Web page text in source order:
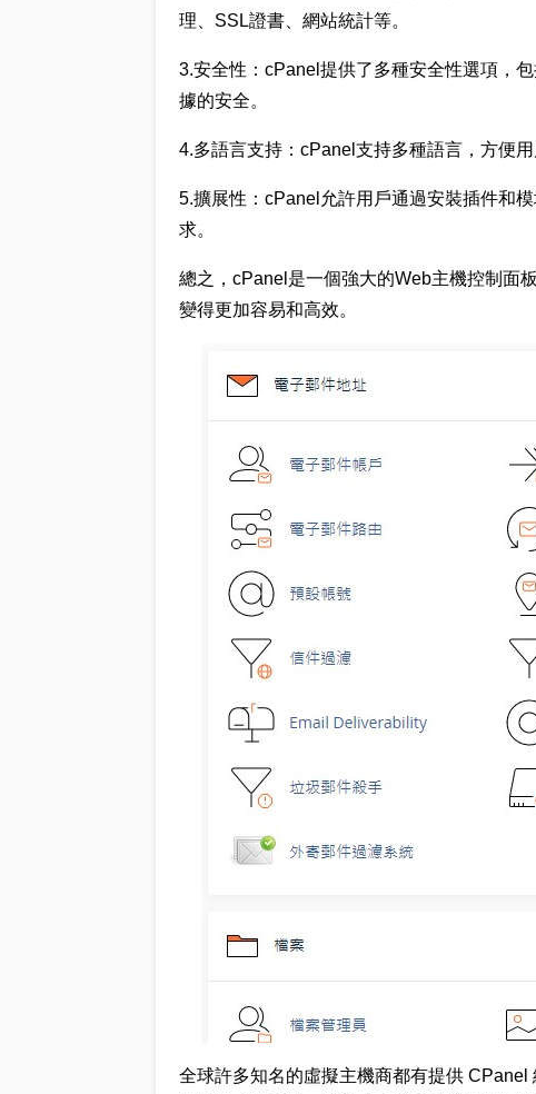
理、SSL證書、網站統計等。
3.安全性：cPanel提供了多種安全性選項，
據的安全。
4.多語言支持：cPanel支持多種語言，方便
5.擴展性：cPanel允許用戶通過安裝插件和
求。
總之，cPanel是一個強大的Web主機控制面
變得更加容易和高效。
全球許多知名的虛擬主機商都有提供